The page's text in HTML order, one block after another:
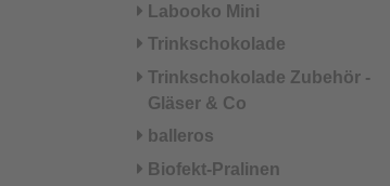
Labooko Mini
Trinkschokolade
Trinkschokolade Zubehör -
Gläser & Co
balleros
Biofekt-Pralinen